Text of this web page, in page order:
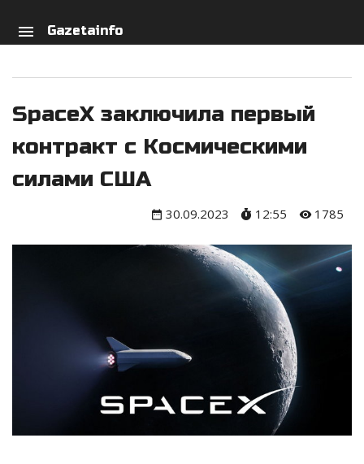
menu Gazetainfo
SpaceX заключила первый
контракт с Космическими
силами США
30.09.2023 12:55 1785